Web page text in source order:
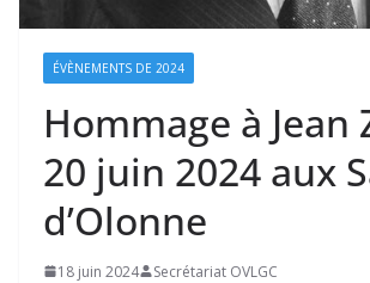
ÉVÈNEMENTS DE 2024
Hommage à Jean
20 juin 2024 aux
d’Olonne
18 juin 2024 Secrétariat OVLGC